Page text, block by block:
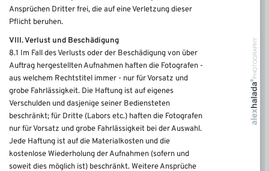
Ansprüchen Dritter frei, die auf eine Verletzung dieser
Pflicht beruhen.
VIII. Verlust und Beschädigung
8.1 Im Fall des Verlusts oder der Beschädigung von über
Auftrag hergestellten Aufnahmen haften die Fotografen -
aus welchem Rechtstitel immer - nur für Vorsatz und
grobe Fahrlässigkeit. Die Haftung ist auf eigenes
Verschulden und dasjenige seiner Bediensteten
beschränkt; für Dritte (Labors etc.) haften die Fotografen
nur für Vorsatz und grobe Fahrlässigkeit bei der Auswahl.
Jede Haftung ist auf die Materialkosten und die
kostenlose Wiederholung der Aufnahmen (sofern und
soweit dies möglich ist) beschränkt. Weitere Ansprüche